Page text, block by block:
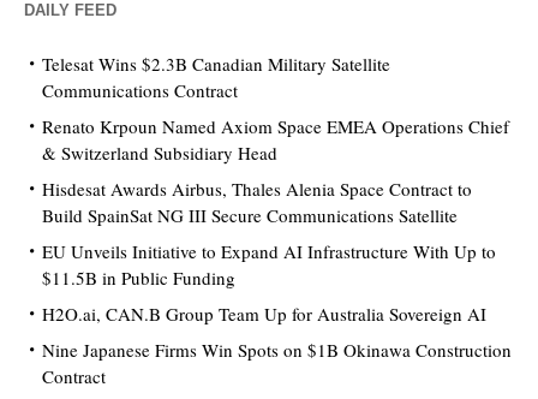
DAILY FEED
Telesat Wins $2.3B Canadian Military Satellite
Communications Contract
Renato Krpoun Named Axiom Space EMEA Operations Chief
& Switzerland Subsidiary Head
Hisdesat Awards Airbus, Thales Alenia Space Contract to
Build SpainSat NG III Secure Communications Satellite
EU Unveils Initiative to Expand AI Infrastructure With Up to
$11.5B in Public Funding
H2O.ai, CAN.B Group Team Up for Australia Sovereign AI
Nine Japanese Firms Win Spots on $1B Okinawa Construction
Contract